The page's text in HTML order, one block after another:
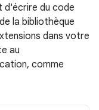
d'écrire du code
la bibliothèque
dans votre
au
comme